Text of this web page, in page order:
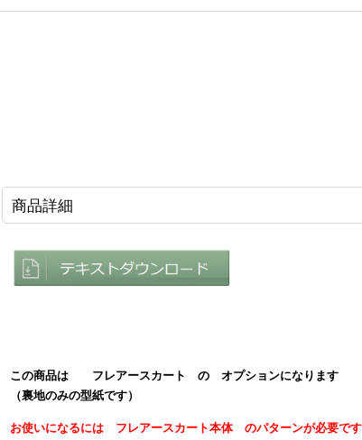
商品詳細
この商品は フレアースカート の オプションになります
（裏地のみの型紙です）
お使いになるには フレアースカート本体 のパターンが必要です